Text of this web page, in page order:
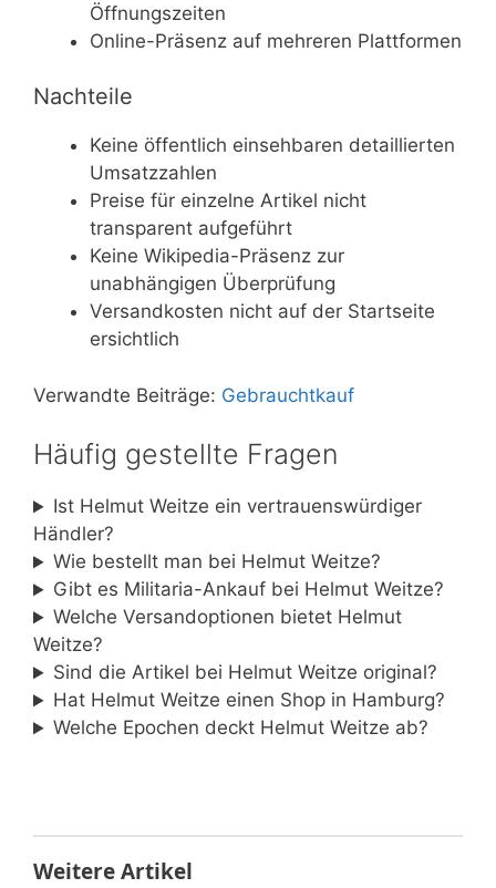
Öffnungszeiten
Online-Präsenz auf mehreren Plattformen
Nachteile
Keine öffentlich einsehbaren detaillierten
Umsatzzahlen
Preise für einzelne Artikel nicht
transparent aufgeführt
Keine Wikipedia-Präsenz zur
unabhängigen Überprüfung
Versandkosten nicht auf der Startseite
ersichtlich
Verwandte Beiträge: Gebrauchtkauf
Häufig gestellte Fragen
Ist Helmut Weitze ein vertrauenswürdiger
Händler?
Wie bestellt man bei Helmut Weitze?
Gibt es Militaria-Ankauf bei Helmut Weitze?
Welche Versandoptionen bietet Helmut
Weitze?
Sind die Artikel bei Helmut Weitze original?
Hat Helmut Weitze einen Shop in Hamburg?
Welche Epochen deckt Helmut Weitze ab?
Weitere Artikel